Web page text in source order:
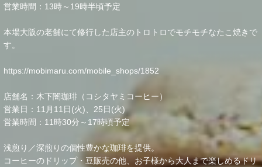
営業時間：13時～19時半頃予定
本場大阪の老舗にて修行した店主のトロトロでモチモチなたこ焼きで
す。
https://mobimaru.com/mobile_shops/1852
店舗名：木下闇珈琲（コシタヤミコーヒー）
営業日：11月11日(火)、25日(火)
営業時間：11時30分～17時頃予定
浅煎り／深煎りの個性豊かな珈琲を提供。
コーヒーのドリップ・豆販売の他、お子様から大人まで楽しめるドリ